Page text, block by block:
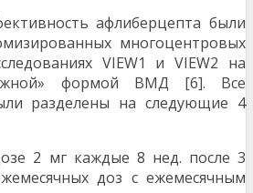
афлиберцепта были
многоцентровых
VIEW1 и VIEW2 на
формой ВМД [6]. Все
разделены на следующие 4
2 мг каждые 8 нед. после 3
доз с ежемесячным